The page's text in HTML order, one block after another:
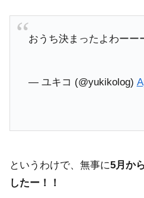
おうち決まったよわーー
— ユキコ (@yukikolog)
というわけで、無事に5月か
したー！！